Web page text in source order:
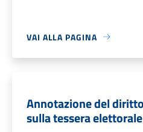
VAI ALLA PAGINA
Annotazione del
sulla tessera elettorale